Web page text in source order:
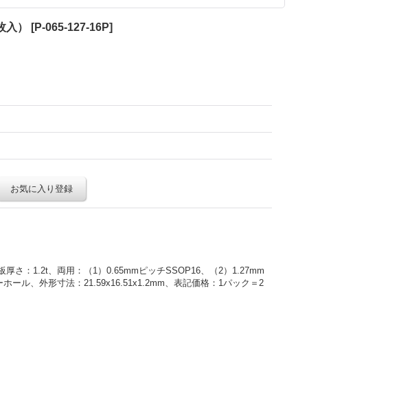
） [P-065-127-16P]
お気に入り登録
厚さ：1.2t、両用：（1）0.65mmピッチSSOP16、（2）1.27mm
ール、外形寸法：21.59x16.51x1.2mm、表記価格：1パック＝2